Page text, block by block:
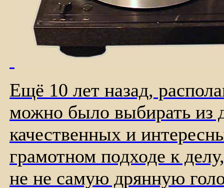
Ещё 10 лет назад,
можно было выбирать из
качественных и
грамотном подходе к
не не самую дрянную